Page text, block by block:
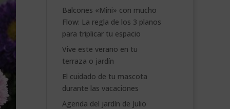
Balcones «Mini» con mucho
Flow: La regla de los 3 planos
para triplicar tu espacio
Vive este verano en tu
terraza o jardín
El cuidado de tu mascota
durante las vacaciones
Agenda del jardín de Julio